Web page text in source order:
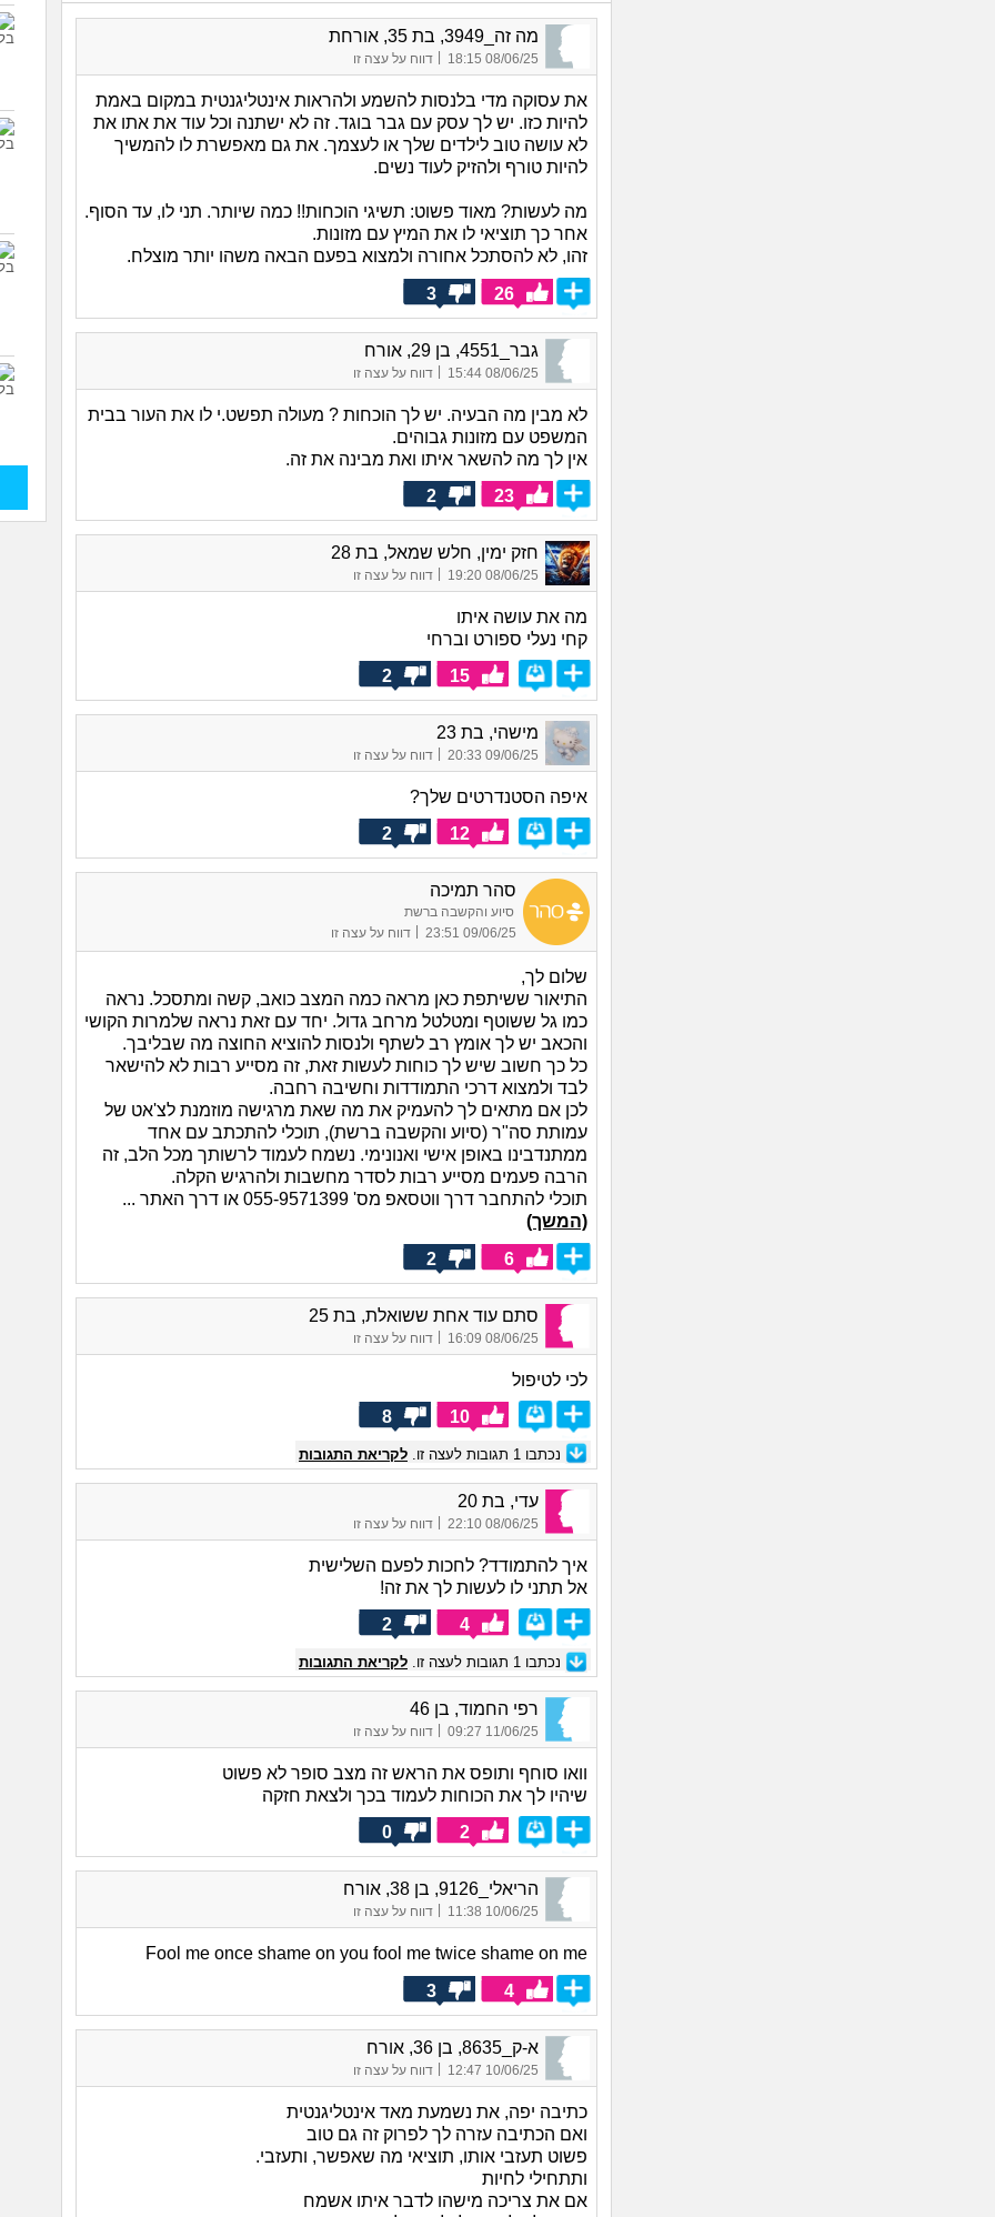
מה זה_3949, בת 35, אורחת
08/06/25 18:15 דווח על עצה זו
את עסוקה מדי בלנסות להשמע ולהראות אינטליגנטית במקום באמת
להיות כזו. יש לך עסק עם גבר בוגד. זה לא ישתנה וכל עוד את אתו את
לא עושה טוב לילדים שלך או לעצמך. את גם מאפשרת לו להמשיך
להיות טורף ולהזיק לעוד נשים.
מה לעשות? מאוד פשוט: תשיגי הוכחות!! כמה שיותר. תני לו, עד הסוף.
אחר כך תוציאי לו את המיץ עם מזונות.
זהו, לא להסתכל אחורה ולמצוא בפעם הבאה משהו יותר מוצלח.
26
3
גבר_4551, בן 29, אורח
08/06/25 15:44
| דווח על עצה זו
לא מבין מה הבעיה. יש לך הוכחות ? מעולה תפשט.י לו את העור בבית
המשפט עם מזונות גבוהים.
אין לך מה להשאר איתו ואת מבינה את זה.
23
2
חזק ימין, חלש שמאל, בת 28
08/06/25 19:20 דווח על עצה זו
מה את עושה איתו
קחי נעלי ספורט וברחי
15
2
מישהי, בת 23
09/06/25 20:33 דווח על עצה זו
איפה הסטנדרטים שלך?
12
2
סהר תמיכה
סיוע והקשבה ברשת
09/06/25 23:51
דווח על עצה זו
שלום לך,
התיאור ששיתפת כאן מראה כמה המצב כואב, קשה ומתסכל. נראה
כמו גל ששוטף ומטלטל מרחב גדול. יחד עם זאת נראה שלמרות הקושי
והכאב יש לך אומץ רב לשתף ולנסות להוציא החוצה מה שבליבך.
כל כך חשוב שיש לך כוחות לעשות זאת, זה מסייע רבות לא להישאר
לבד ולמצוא דרכי התמודדות וחשיבה רחבה.
לכן אם מתאים לך להעמיק את מה שאת מרגישה מוזמנת לצ'אט של
עמותת סה"ר (סיוע והקשבה ברשת), תוכלי להתכתב עם אחד
ממתנדבינו באופן אישי ואנונימי. נשמח לעמוד לרשותך מכל הלב, זה
הרבה פעמים מסייע רבות לסדר מחשבות ולהרגיש הקלה.
תוכלי להתחבר דרך ווטסאפ מס' 055-9571399 או דרך האתר ...
(המשך)
6
2
סתם עוד אחת ששואלת, בת 25
08/06/25 16:09
| דווח על עצה זו
לכי לטיפול
10
8
נכתבו 1 תגובות לעצה זו. לקריאת התגובות
עדי, בת 20
08/06/25 22:10 דווח על עצה זו
איך להתמודד? לחכות לפעם השלישית
אל תתני לו לעשות לך את זה!
4
2
נכתבו 1 תגובות לעצה זו. לקריאת התגובות
רפי החמוד, בן 46
11/06/25 09:27 דווח על עצה זו
וואו סוחף ותופס את הראש זה מצב סופר לא פשוט
שיהיו לך את הכוחות לעמוד בכך ולצאת חזקה
2
0
הריאלי_9126, בן 38, אורח
10/06/25 11:38 דווח על עצה זו
Fool me once shame on you fool me twice shame on me
4
3
א-ק_8635, בן 36, אורח
10/06/25 12:47
| דווח על עצה זו
כתיבה יפה, את נשמעת מאד אינטליגנטית
ואם הכתיבה עזרה לך לפרוק זה גם טוב
פשוט תעזבי אותו, תוציאי מה שאפשר, ותעזבי.
ותתחילי לחיות
אם את צריכה מישהו לדבר איתו אשמח